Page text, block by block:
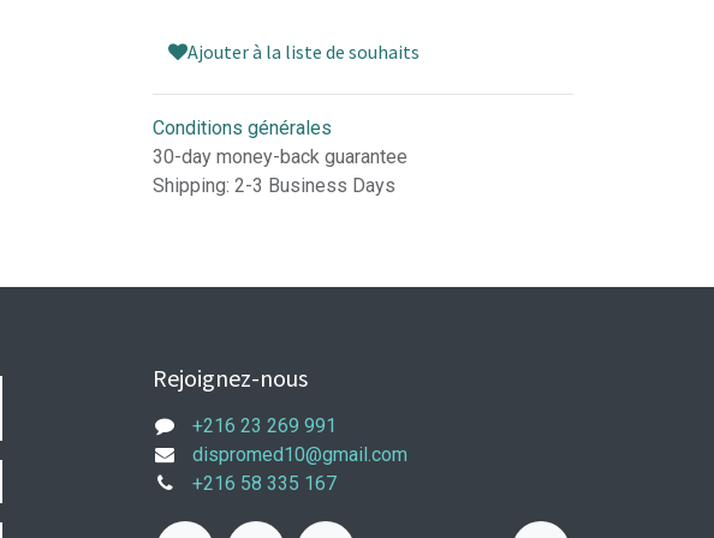
Ajouter à la liste de souhaits
Conditions générales
30-day money-back guarantee
Shipping: 2-3 Business Days
Rejoignez-nous
+216 23 269 991
dispromed10@gmail.com
+216 58 335 167